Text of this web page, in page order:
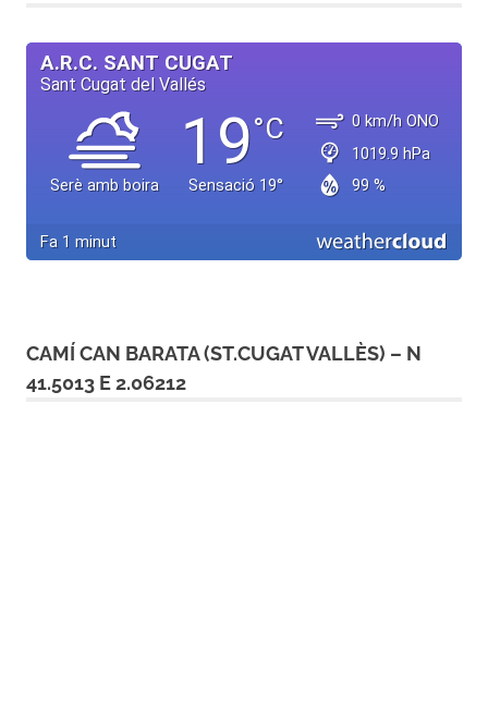
CAMÍ CAN BARATA (ST.CUGAT VALLÈS) – N
41.5013 E 2.06212